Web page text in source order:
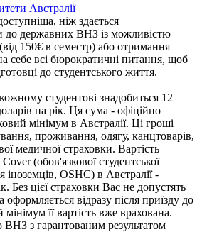
Австралії
ніж здається
до державних ВНЗ із можливістю
150€ в семестр) або отримання
себе всі бюрократичні питання, щоб
до студентського життя.
студентові знадобиться 12
на рік. Ця сума - офіційно
мінімум в Австралії. Ці гроші
проживання, одягу, канцтоварів,
медичної страховки. Вартість
(обов'язкової студентської
іноземців, OSHC) в Австралії -
Без цієї страховки Вас не допустять
відразу після приїзду до
її вартість вже врахована.
ВНЗ з гарантованим результатом